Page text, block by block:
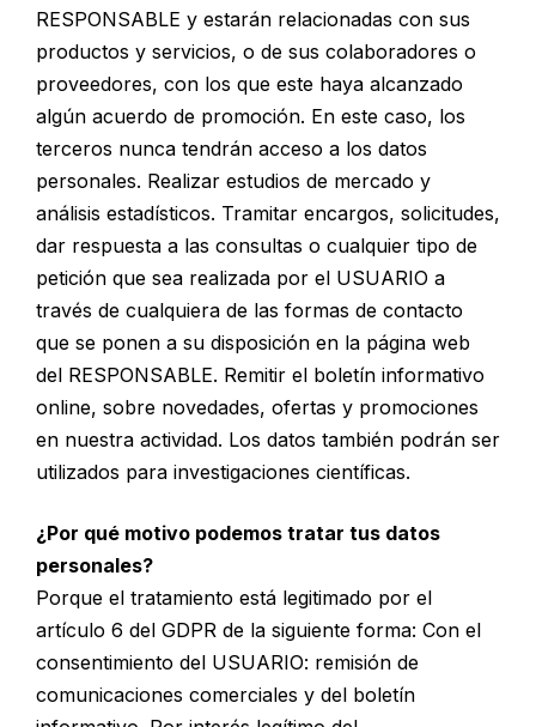
RESPONSABLE y estarán relacionadas con sus
productos y servicios, o de sus colaboradores o
proveedores, con los que este haya alcanzado
algún acuerdo de promoción. En este caso, los
terceros nunca tendrán acceso a los datos
personales. Realizar estudios de mercado y
análisis estadísticos. Tramitar encargos, solicitudes,
dar respuesta a las consultas o cualquier tipo de
petición que sea realizada por el USUARIO a
través de cualquiera de las formas de contacto
que se ponen a su disposición en la página web
del RESPONSABLE. Remitir el boletín informativo
online, sobre novedades, ofertas y promociones
en nuestra actividad. Los datos también podrán ser
utilizados para investigaciones científicas.
¿Por qué motivo podemos tratar tus datos
personales?
Porque el tratamiento está legitimado por el
artículo 6 del GDPR de la siguiente forma: Con el
consentimiento del USUARIO: remisión de
comunicaciones comerciales y del boletín